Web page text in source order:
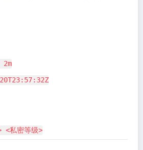
私密等级>